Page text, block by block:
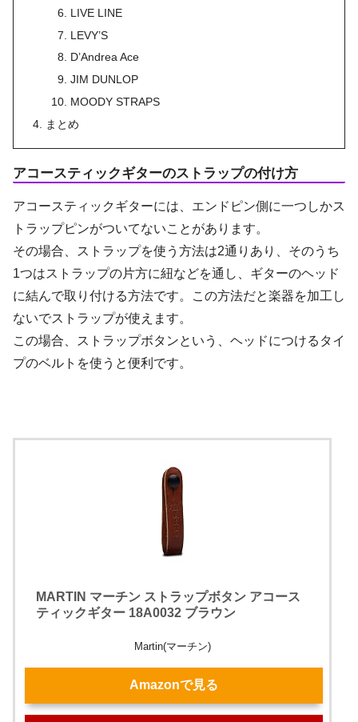
LIVE LINE
LEVY’S
D’Andrea Ace
JIM DUNLOP
MOODY STRAPS
まとめ
アコースティックギターのストラップの付け方
アコースティックギターには、エンドピン側に一つしかス
トラップピンがついてないことがあります。
その場合、ストラップを使う方法は2通りあり、そのうち
1つはストラップの片方に紐などを通し、ギターのヘッド
に結んで取り付ける方法です。この方法だと楽器を加工し
ないでストラップが使えます。
この場合、ストラップボタンという、ヘッドにつけるタイ
プのベルトを使うと便利です。
MARTIN マーチン ストラップボタン アコース
ティックギター 18A0032 ブラウン
Martin(マーチン)
Amazonで見る